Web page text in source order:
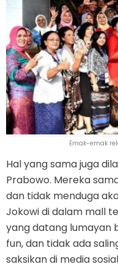
Emak-emak
Hal yang sama juga
Prabowo. Mereka
dan tidak menduga
Jokowi di dalam mall
yang datang lumayan
fun, dan tidak ada
saksikan di media